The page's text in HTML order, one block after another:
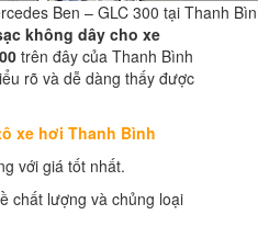
Ben – GLC 300 tại Thanh
không dây cho xe
trên đây của Thanh Bình
rõ và dễ dàng thấy được
xe hơi Thanh Bình
với giá tốt nhất.
chất lượng và chủng loại